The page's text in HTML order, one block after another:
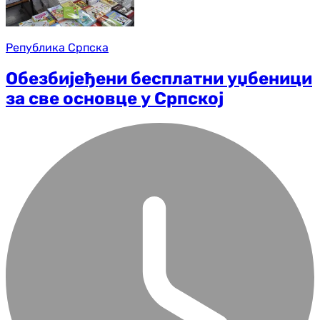
Република Српска
Обезбијеђени бесплатни уџбеници
за све основце у Српској